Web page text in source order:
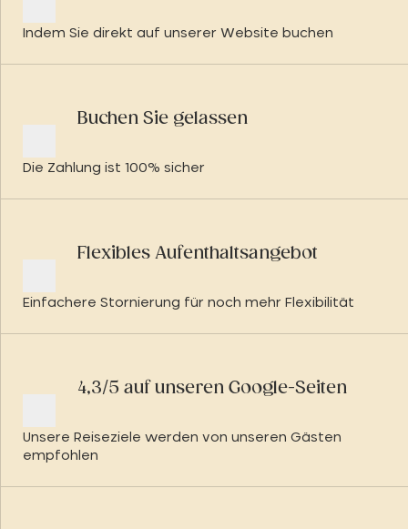
Indem Sie direkt auf unserer Website buchen
Buchen Sie gelassen
Die Zahlung ist 100% sicher
Flexibles Aufenthaltsangebot
Einfachere Stornierung für noch mehr Flexibilität
4,3/5 auf unseren Google-Seiten
Unsere Reiseziele werden von unseren Gästen
empfohlen